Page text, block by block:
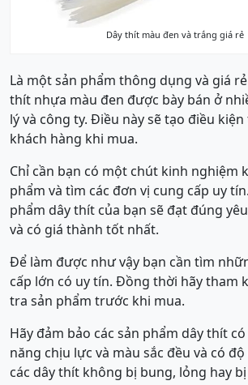
Dây thít màu đen và trắng giá rẻ
Là một sản phẩm thông dụng và giá
thít nhựa màu đen được bày bán ở
lý và công ty. Điều này sẽ tạo điều
khách hàng khi mua.
Chỉ cần bạn có một chút kinh nghiệm
phẩm và tìm các đơn vị cung cấp uy
phẩm dây thít của bạn sẽ đạt đúng
và có giá thành tốt nhất.
Để làm được như vậy bạn cần tìm
cấp lớn có uy tín. Đồng thời hãy tham
tra sản phẩm trước khi mua.
Hãy đảm bảo các sản phẩm dây thít
năng chịu lực và màu sắc đều và có
các dây thít không bị bung, lỏng hay